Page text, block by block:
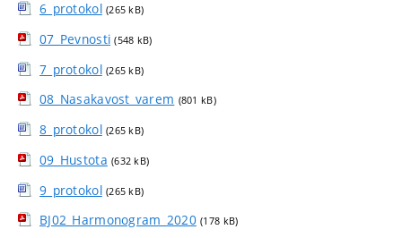
6_protokol (265 kB)
07_Pevnosti (548 kB)
7_protokol (265 kB)
08_Nasakavost_varem (801 kB)
8_protokol (265 kB)
09_Hustota (632 kB)
9_protokol (265 kB)
BJ02_Harmonogram_2020 (178 kB)